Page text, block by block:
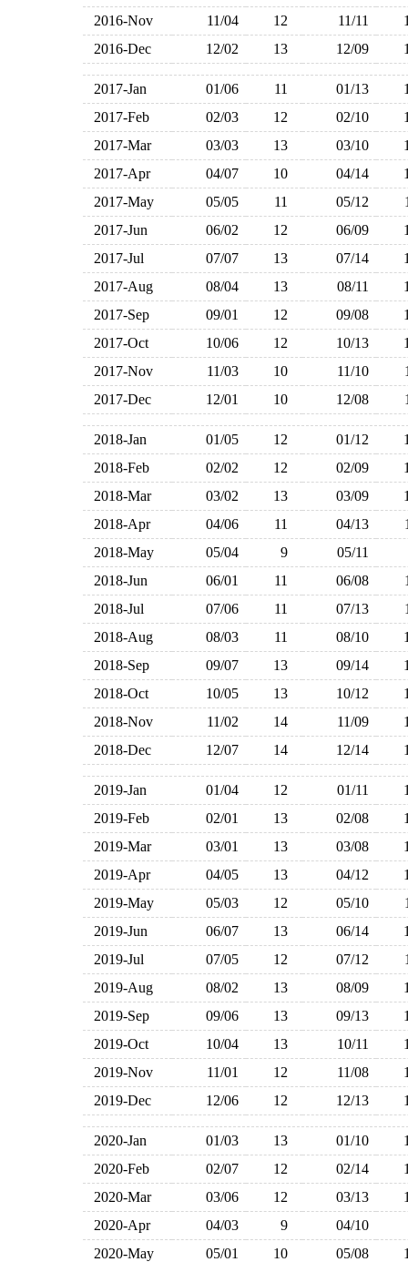
2016-Nov 11/04 12 11/11
2016-Dec
12/02 13 12/09
2017-Jan 01/06 11 01/13
2017-Feb
02/03 12 02/10
2017-Mar
03/03 13 03/10
2017-Apr
04/07 10 04/14
2017-May
05/05 11 05/12
2017-Jun
06/02 12 06/09
2017-Jul
07/07 13 07/14
2017-Aug
08/04 13 08/11
2017-Sep
09/01 12 09/08
2017-Oct
10/06 12 10/13
2017-Nov
11/03 10 11/10
2017-Dec
12/01 10 12/08
2018-Jan 01/05 12 01/12
2018-Feb
02/02 12 02/09
2018-Mar
03/02 13 03/09
2018-Apr
04/06 11 04/13
2018-May
05/04 9
05/11
2018-Jun
06/01 11 06/08
2018-Jul
07/06 11 07/13
2018-Aug
08/03 11 08/10
2018-Sep
09/07 13 09/14
2018-Oct
10/05 13 10/12
2018-Nov
11/02 14 11/09
2018-Dec
12/07 14 12/14
2019-Jan 01/04 12 01/11
2019-Feb
02/01 13 02/08
2019-Mar
03/01 13 03/08
2019-Apr
04/05 13 04/12
2019-May
05/03 12 05/10
2019-Jun
06/07 13 06/14
2019-Jul
07/05 12 07/12
2019-Aug
08/02 13 08/09
2019-Sep
09/06 13 09/13
2019-Oct
10/04 13 10/11
2019-Nov
11/01 12 11/08
2019-Dec
12/06 12 12/13
2020-Jan 01/03 13 01/10
2020-Feb
02/07 12 02/14
2020-Mar
03/06 12 03/13
2020-Apr
04/03 9
04/10
2020-May
05/01 10 05/08